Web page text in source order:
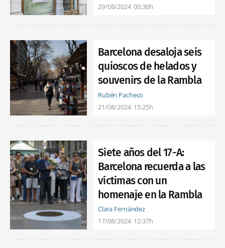
29/08/2024 00:30h
Barcelona desaloja seis
quioscos de helados y
souvenirs de la Rambla
Rubén Pacheco
21/08/2024 15:25h
Siete años del 17-A:
Barcelona recuerda a las
víctimas con un
homenaje en la Rambla
Clara Fernández
17/08/2024 12:37h